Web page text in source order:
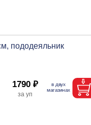
пододеяльник
1790 ₽